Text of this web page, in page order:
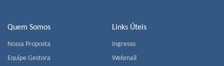
Quem Somos
Nossa Proposta
Equipe Gestora
Links Úteis
Ingresso
Webmail